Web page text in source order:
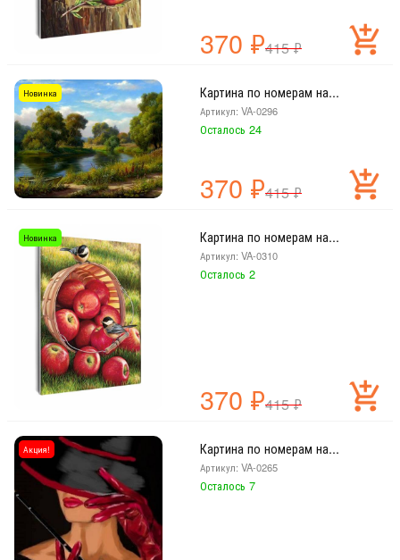
370 ₽415₽
Новинка Картина по номерам на...
Артикул: VA-0296
Осталось 24
370 ₽415₽
Новинка Картина по номерам на...
Артикул: VA-0310
Осталось 2
370 ₽415₽
Акция! Картина по номерам на...
Артикул: VA-0265
Осталось 7